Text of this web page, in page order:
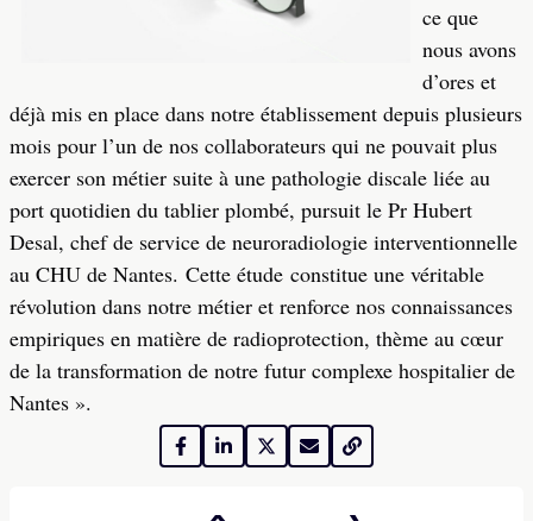
ce que
nous avons
d’ores et
déjà mis en place dans notre établissement depuis plusieurs
mois pour l’un de nos collaborateurs qui ne pouvait plus
exercer son métier suite à une pathologie discale liée au
port quotidien du tablier plombé, pursuit le Pr Hubert
Desal, chef de service de neuroradiologie interventionnelle
au CHU de Nantes. Cette étude constitue une véritable
révolution dans notre métier et renforce nos connaissances
empiriques en matière de radioprotection, thème au cœur
de la transformation de notre futur complexe hospitalier de
Nantes ».